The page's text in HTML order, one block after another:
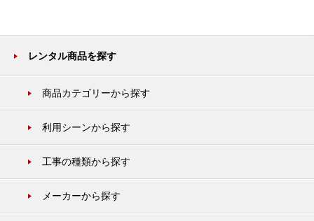
レンタル商品を探す
商品カテゴリーから探す
利用シーンから探す
工事の種類から探す
メーカーから探す